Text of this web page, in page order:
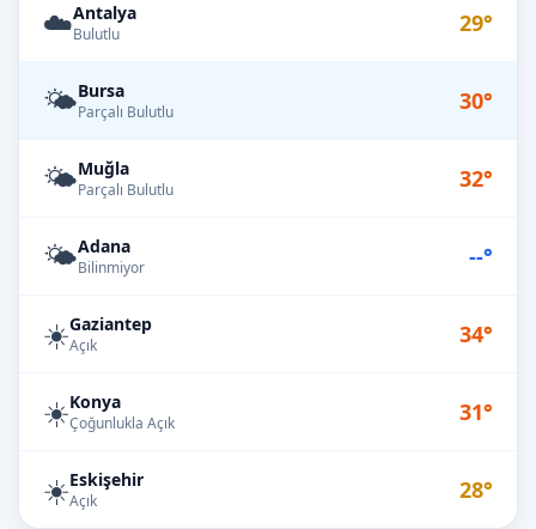
☁️Antalya
Bulutlu 29°
🌤️Bursa
Parçalı Bulutlu 30°
🌤️Muğla
Parçalı Bulutlu 32°
🌤️Adana
Bilinmiyor --°
☀️Gaziantep
Açık 34°
☀️Konya
Çoğunlukla Açık 31°
☀️Eskişehir
Açık 28°